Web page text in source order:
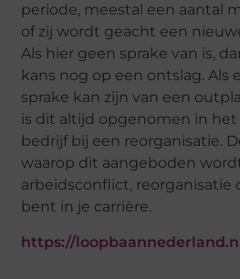
periode, meestal een aantal
of zij wordt geacht een
Als hier geen sprake van is,
kans nog op een ontslag. Als
sprake kan zijn van een
is dit altijd opgenomen in het
bedrijf bij een reorganisatie.
waarop dit aangeboden
arbeidsconflict, reorganisatie
bent in je carrière.
https://